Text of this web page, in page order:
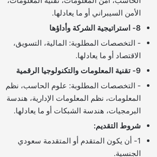
الأمن السيبراني أو ما يعادلها.
8- استراتيجية الشركة وأداؤها
­- التخصصات المطلوبة: المالية، التسويق،
الاقتصاد أو ما يعادلها.
9- تقنية المعلومات والتكنولوجيا الرقمية
­- التخصصات المطلوبة: علوم الحاسب، نظم
المعلومات، نظم المعلومات الإدارية، هندسة
البرمجيات، هندسة الشبكات أو ما يعادلها.
شروط التقديم:
1- أن يكون المتقدم أو المتقدمة سعودي
الجنسية.